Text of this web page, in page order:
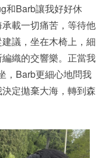
和Barb讓我好好休
載一切痛苦，等待他
議，坐在木椅上，細
織的交響樂。正當我
，Barb更細心地問我
定拋棄大海，轉到森